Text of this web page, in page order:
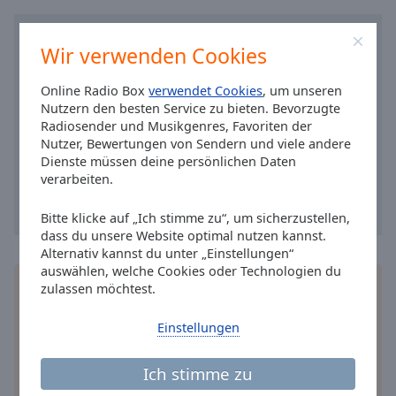
Wir verwenden Cookies
Online Radio Boxverwendet Cookies, um unseren
Nutzern den besten Service zu bieten. Bevorzugte
Radiosender und Musikgenres, Favoriten der
Nutzer, Bewertungen von Sendern und viele andere
Dienste müssen deine persönlichen Daten
verarbeiten.
Bitte klicke auf „Ich stimme zu“, um sicherzustellen,
dass du unsere Website optimal nutzen kannst.
Alternativ kannst du unter „Einstellungen“
auswählen, welche Cookies oder Technologien du
zulassen möchtest.
Ich stimme zu
Einstellungen
Area
Opacity
Installieren Sie gratis
Sie Ihr Lieblingsradio online an, wo Sie immer